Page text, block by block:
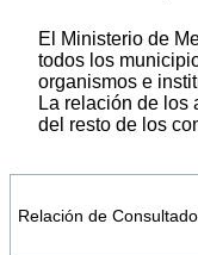
El Ministerio de
todos los
organismos e
La relación de los
del resto de los
Relación de